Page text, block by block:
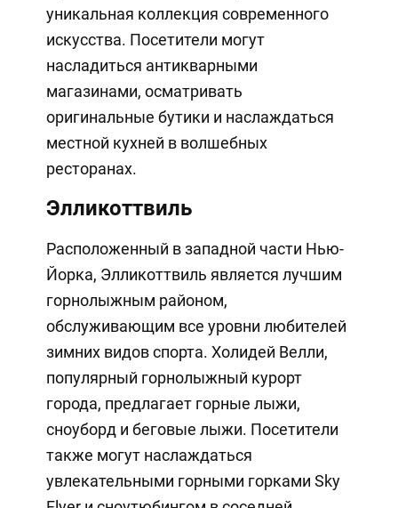
уникальная коллекция современного
искусства. Посетители могут
насладиться антикварными
магазинами, осматривать
оригинальные бутики и наслаждаться
местной кухней в волшебных
ресторанах.
Элликоттвиль
Расположенный в западной части Нью-
Йорка, Элликоттвиль является лучшим
горнолыжным районом,
обслуживающим все уровни любителей
зимних видов спорта. Холидей Велли,
популярный горнолыжный курорт
города, предлагает горные лыжи,
сноуборд и беговые лыжи. Посетители
также могут наслаждаться
увлекательными горными горками Sky